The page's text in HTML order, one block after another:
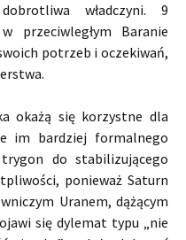
władczyni. 9
przeciwległym Baranie
potrzeb i oczekiwań,
okażą się korzystne dla
im bardziej formalnego
do stabilizującego
ponieważ Saturn
Uranem, dążącym
się dylemat typu „nie